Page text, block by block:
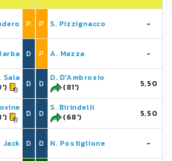
P
D
Sala
D
D
D
P S. Pizzignacco -
P A. Mazza -
D
D. D'Ambrosio
(81')
5,50
D
S. Birindelli
(68')
5,50
D N. Postiglione -